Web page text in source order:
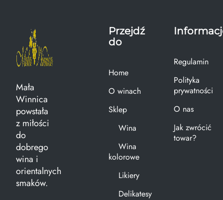
Mała
Winnica
powstała
z miłości
do
dobrego
wina i
orientalnych
smaków.
Przejdź
do
Home
O winach
Sklep
Wina
Wina
kolorowe
Likiery
Delikatesy
Regulamin
Polityka
prywatności
O nas
Jak zwrócić
towar?